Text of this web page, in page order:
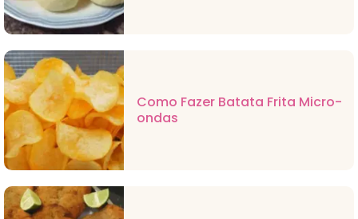
Como Fazer Batata Frita Micro-
ondas